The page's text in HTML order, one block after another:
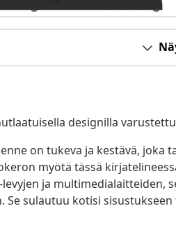
designilla
on tukeva ja kestävä, joka
myötä tässä
ja multimedialaitteiden,
Se sulautuu kotisi